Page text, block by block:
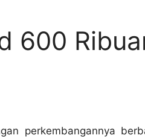
600
perkembangannya